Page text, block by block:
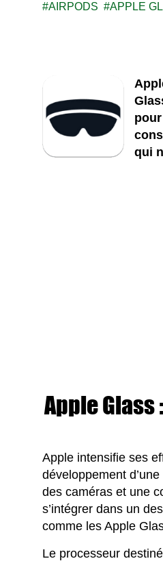
AIRPODS APPLE
qui
Apple
Apple intensifie ses
développement
des caméras et une
s’intégrer dans un
comme les Apple
Le processeur